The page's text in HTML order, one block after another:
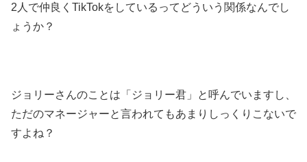
2人で仲良くTikTokをしているってどういう関係なんでし
ょうか？
ジョリーさんのことは「ジョリー君」と呼んでいますし、
ただのマネージャーと言われてもあまりしっくりこないで
すよね？